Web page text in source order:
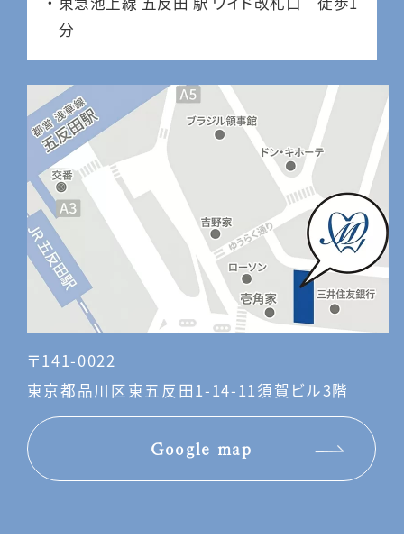
分
〒141-0022
東京都品川区東五反田1-14-11須賀ビル3階
Google map